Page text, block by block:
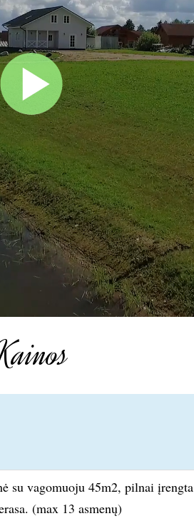
su vagomuoju 45m2, pilnai įrengta
(max 13 asmenų)